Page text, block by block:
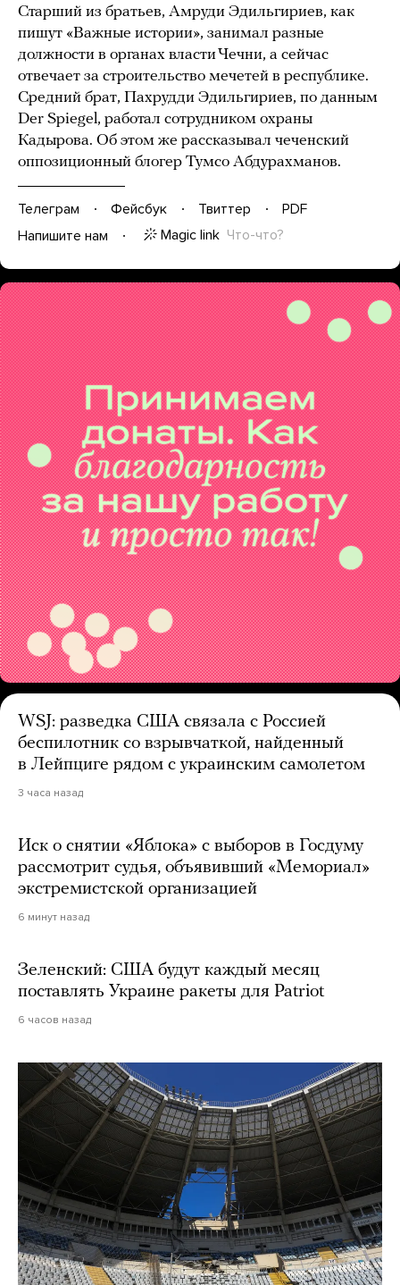
Старший из братьев, Амруди Эдильгириев, как
пишут «Важные истории», занимал разные
должности в органах власти Чечни, а сейчас
отвечает за строительство мечетей в республике.
Средний брат, Пахрудди Эдильгириев, по данным
Der Spiegel, работал сотрудником охраны
Кадырова. Об этом же рассказывал чеченский
оппозиционный блогер Тумсо Абдурахманов.
Телеграм Фейсбук Твиттер
PDF
Напишите нам
Magic link Что-что?
WSJ: разведка США связала с Россией
беспилотник со взрывчаткой, найденный
в Лейпциге рядом с украинским самолетом
3 часа назад
Иск о снятии «Яблока» с выборов в Госдуму
рассмотрит судья, объявивший «Мемориал»
экстремистской организацией
6 минут назад
Зеленский: США будут каждый месяц
поставлять Украине ракеты для Patriot
6 часов назад